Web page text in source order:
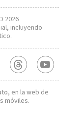
2026
incluyendo
en la web de
móviles.